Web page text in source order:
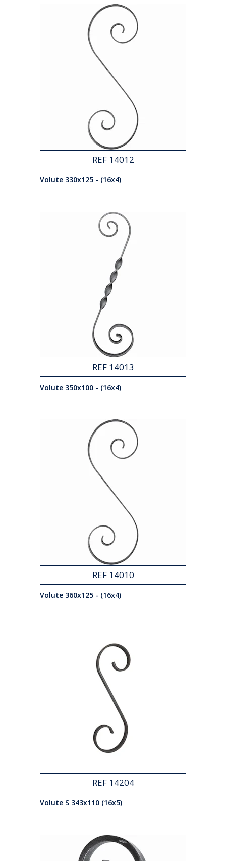
REF 14012
Volute 330x125 - (16x4)
REF 14013
Volute 350x100 - (16x4)
REF 14010
Volute 360x125 - (16x4)
REF 14204
Volute S 343x110 (16x5)